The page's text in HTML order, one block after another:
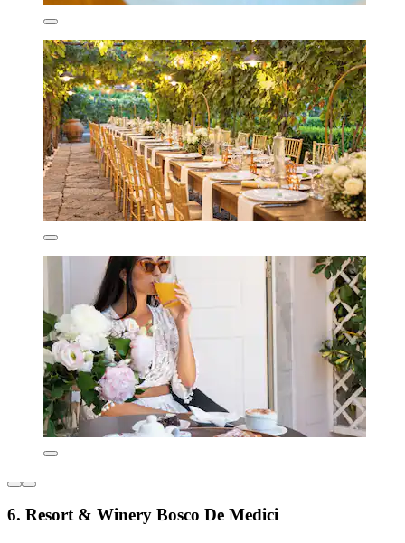
6. Resort & Winery Bosco De Medici